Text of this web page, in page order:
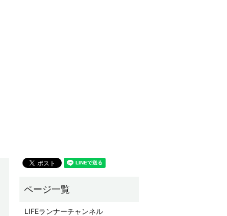
LIFEランナーチャンネル